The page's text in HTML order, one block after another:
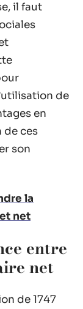
il faut
de
en
de ces
son
la
net
entre
net
de 1747